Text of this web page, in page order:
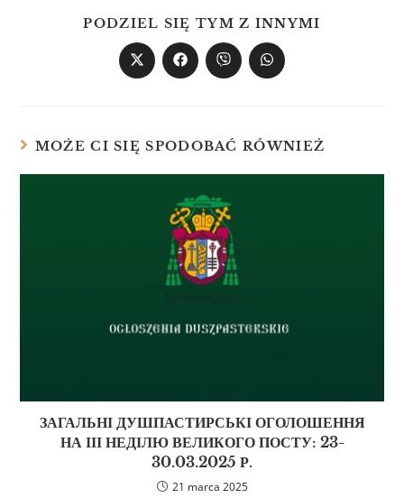
PODZIEL SIĘ TYM Z INNYMI
MOŻE CI SIĘ SPODOBAĆ RÓWNIEŻ
ЗАГАЛЬНІ ДУШПАСТИРСЬКІ ОГОЛОШЕННЯ
НА ІІІ НЕДІЛЮ ВЕЛИКОГО ПОСТУ: 23-
30.03.2025 Р.
21 marca 2025